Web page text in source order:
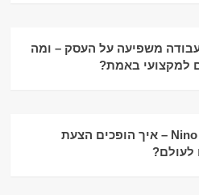
משפיעה על העסק – ומה
למקצועי באמת?
ראיון מיוחד עם Nino Moments – איך הופכים הצעת
לעולם?